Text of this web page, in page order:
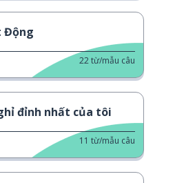
Động
22từ/mẫu câu
đỉnh nhất của tôi
11 từ/mẫu câu